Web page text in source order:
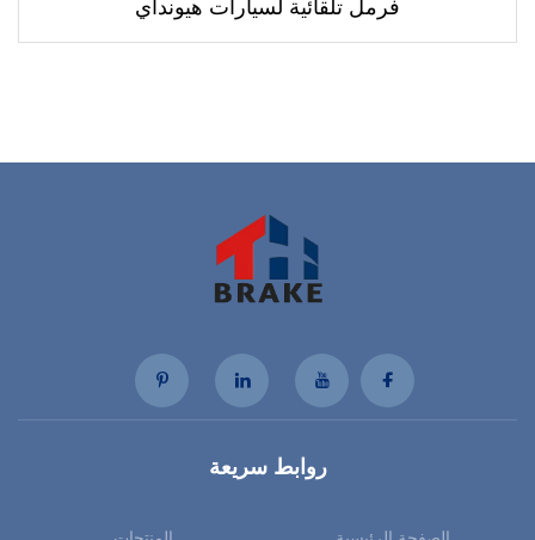
فرمل تلقائية لسيارات هيونداي
روابط سريعة